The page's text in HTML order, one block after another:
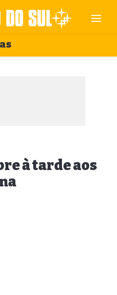
à tarde aos